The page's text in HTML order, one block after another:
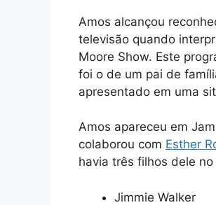
Amos alcançou
televisão quando
Moore Show. Este
foi o de um pai de
apresentado em uma
Amos apareceu em
colaborou com Esther
havia três filhos dele
Jimmie Walker